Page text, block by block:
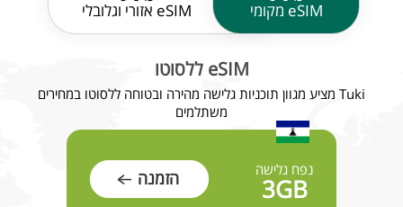
eSIM מקומי eSIM אזורי וגלובלי
eSIM ללסוטו
Tuki מציע מגוון תוכניות גלישה מהירה ובטוחה ללסוטו במחירים
משתלמים
נפח גלישה
3GB הזמנה